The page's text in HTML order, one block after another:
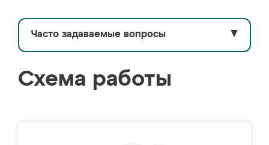
Часто задаваемые вопросы ▼
Схема работы